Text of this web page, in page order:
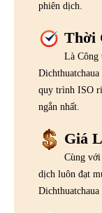
phiên dịch.
Thời
Là Công
quy trình ISO
ngắn nhất.
Giá
Cùng
dịch luôn đạt